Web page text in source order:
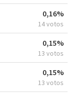
0,16%
14 votos
0,15%
13 votos
0,15%
13 votos